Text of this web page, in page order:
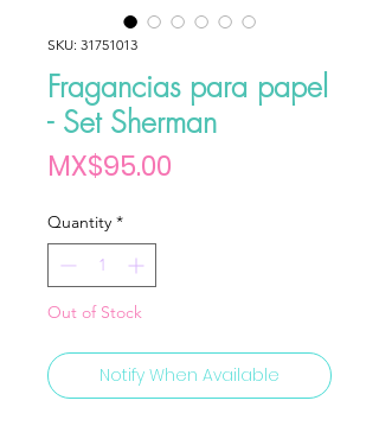
SKU: 31751013
Fragancias para papel
- Set Sherman
MX$95.00
Quantity *
Out of Stock
Notify When Available